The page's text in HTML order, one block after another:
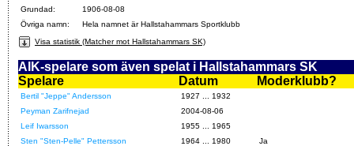
Grundad:
1906-08-08
Övriga namn:
Hela namnet är Hallstahammars Sportklubb
Visa statistik (Matcher mot Hallstahammars SK)
AIK-spelare som även spelat i Hallstahammars SK
Spelare
Datum Moderklubb?
Bertil "Jeppe" Andersson
1927 ... 1932
Peyman Zarifnejad
2004-08-06
Leif Iwarsson
1955 ... 1965
Sten "Sten-Pelle" Pettersson
1964 ... 1980 Ja